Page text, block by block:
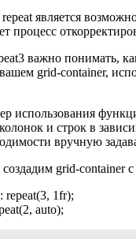
является
процесс
важно понимать,
grid-container,
использования
и строк в
вручную
grid-container с
repeat(3, 1fr);
auto);